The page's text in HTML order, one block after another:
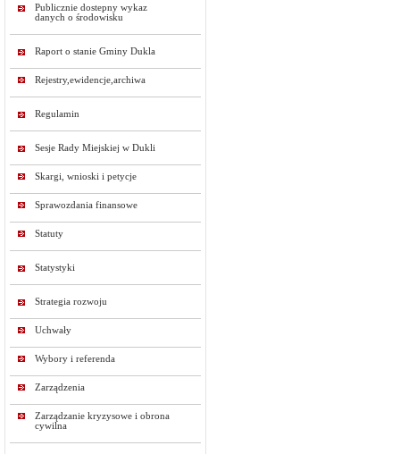
Publicznie dostepny wykaz
danych o środowisku
Raport o stanie Gminy Dukla
Rejestry,ewidencje,archiwa
Regulamin
Sesje Rady Miejskiej w Dukli
Skargi, wnioski i petycje
Sprawozdania finansowe
Statuty
Statystyki
Strategia rozwoju
Uchwały
Wybory i referenda
Zarządzenia
Zarządzanie kryzysowe i obrona
cywilna